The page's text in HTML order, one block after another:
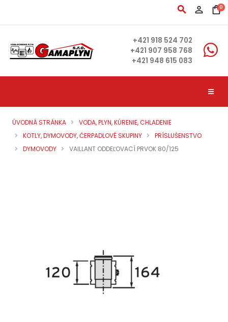
search person_outline shopping_bag0
+421 918 524 702
+421 907 958 768
+421 948 615 083
ÚVODNÁ STRÁNKA
VODA, PLYN, KÚRENIE, CHLADENIE
KOTLY, DYMOVODY, ČERPADLOVÉ SKUPINY
PRÍSLUŠENSTVO
DYMOVODY
VAILLANT ODDEĽOVACÍ PRVOK 80/125